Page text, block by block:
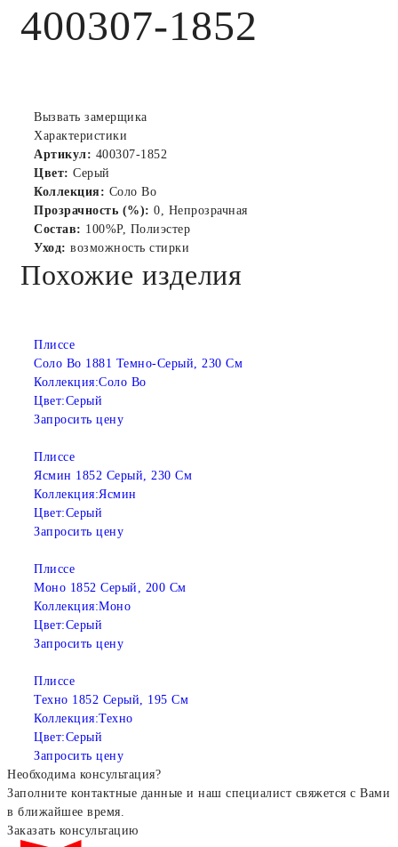
400307-1852
Вызвать замерщика
Характеристики
Артикул: 400307-1852
Цвет: Серый
Коллекция: Соло Bo
Прозрачность (%): 0, Непрозрачная
Состав: 100%P, Полиэстер
Уход: возможность стирки
Похожие изделия
Плиссе
Соло Bo 1881 Темно-Серый, 230 См
Коллекция:Соло Bo
Цвет:Серый
Запросить цену
Плиссе
Ясмин 1852 Серый, 230 См
Коллекция:Ясмин
Цвет:Серый
Запросить цену
Плиссе
Моно 1852 Серый, 200 См
Коллекция:Моно
Цвет:Серый
Запросить цену
Плиссе
Техно 1852 Серый, 195 См
Коллекция:Техно
Цвет:Серый
Запросить цену
Необходима консультация?
Заполните контактные данные и наш специалист свяжется с Вами
в ближайшее время.
Заказать консультацию